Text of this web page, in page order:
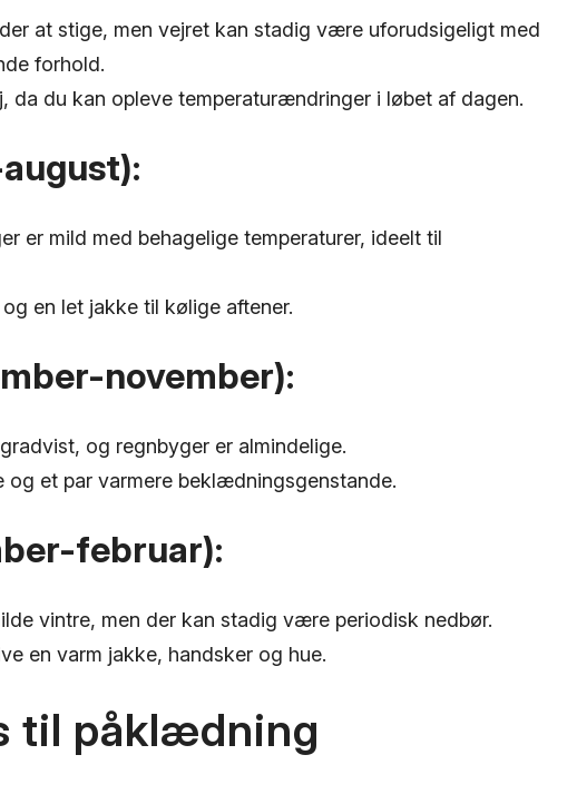
at stige, men vejret kan stadig være uforudsigeligt med
forhold.
da du kan opleve temperaturændringer i løbet af dagen.
er mild med behagelige temperaturer, ideelt til
en let jakke til kølige aftener.
november):
og regnbyger er almindelige.
og et par varmere beklædningsgenstande.
februar):
vintre, men der kan stadig være periodisk nedbør.
en varm jakke, handsker og hue.
til påklædning